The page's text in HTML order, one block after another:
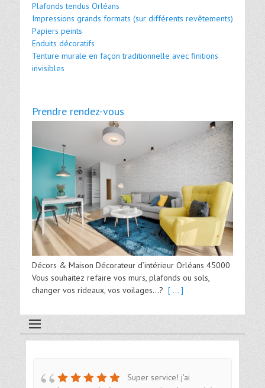
Plafonds tendus Orléans
Impressions grands formats (sur différents revêtements)
Papiers peints
Enduits décoratifs
Tenture murale en façon traditionnelle avec finitions
invisibles
Prendre rendez-vous
Décors & Maison Décorateur d’intérieur Orléans 45000
Vous souhaitez refaire vos murs, plafonds ou sols,
changer vos rideaux, vos voilages…? [ ... ]
Super service! j'ai